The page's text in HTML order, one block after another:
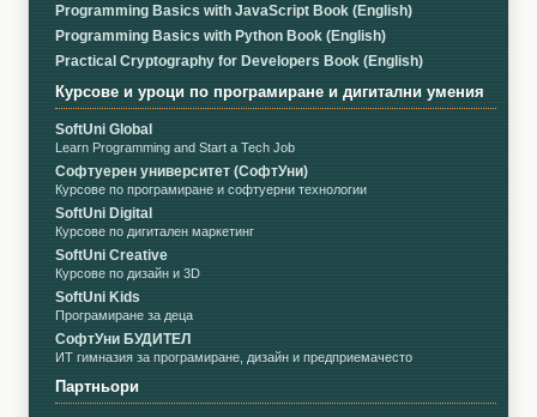
Programming Basics with JavaScript Book (English)
Programming Basics with Python Book (English)
Practical Cryptography for Developers Book (English)
Курсове и уроци по програмиране и дигитални умения
SoftUni Global
Learn Programming and Start a Tech Job
Софтуерен университет (СофтУни)
Курсове по програмиране и софтуерни технологии
SoftUni Digital
Курсове по дигитален маркетинг
SoftUni Creative
Курсове по дизайн и 3D
SoftUni Kids
Програмиране за деца
СофтУни БУДИТЕЛ
ИТ гимназия за програмиране, дизайн и предприемачесто
Партньори